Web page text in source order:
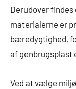
Derudover
materialerne er
bæredygtighed,
af genbrugsplast
Ved at vælge